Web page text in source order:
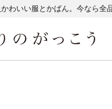
わいい服とかばん。今なら全